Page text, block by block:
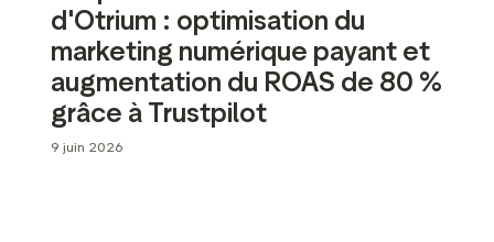
Widgets
sociaux
marketing
Analyse sémantique des
avis
Données et outils d'analyse
Taguer les avis
d'Otrium : optimisation du
marketing numérique payant et
augmentation du ROAS de 80 %
grâce à Trustpilot
9 juin 2026